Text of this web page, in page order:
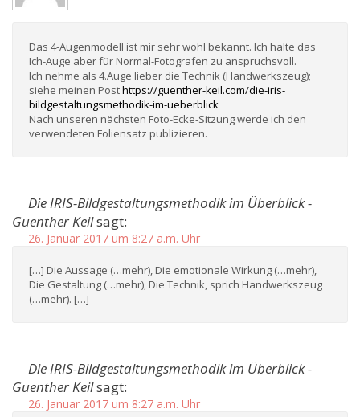
Das 4-Augenmodell ist mir sehr wohl bekannt. Ich halte das
Ich-Auge aber für Normal-Fotografen zu anspruchsvoll.
Ich nehme als 4.Auge lieber die Technik (Handwerkszeug);
siehe meinen Posthttps://guenther-keil.com/die-iris-
bildgestaltungsmethodik-im-ueberblick
Nach unseren nächsten Foto-Ecke-Sitzung werde ich den
verwendeten Foliensatz publizieren.
Die IRIS-Bildgestaltungsmethodik im Überblick -
Guenther Keilsagt:
26. Januar 2017 um 8:27 a.m. Uhr
[…] Die Aussage (…mehr), Die emotionale Wirkung (…mehr),
Die Gestaltung (…mehr), Die Technik, sprich Handwerkszeug
(…mehr). […]
Die IRIS-Bildgestaltungsmethodik im Überblick -
Guenther Keilsagt:
26. Januar 2017 um 8:27 a.m. Uhr